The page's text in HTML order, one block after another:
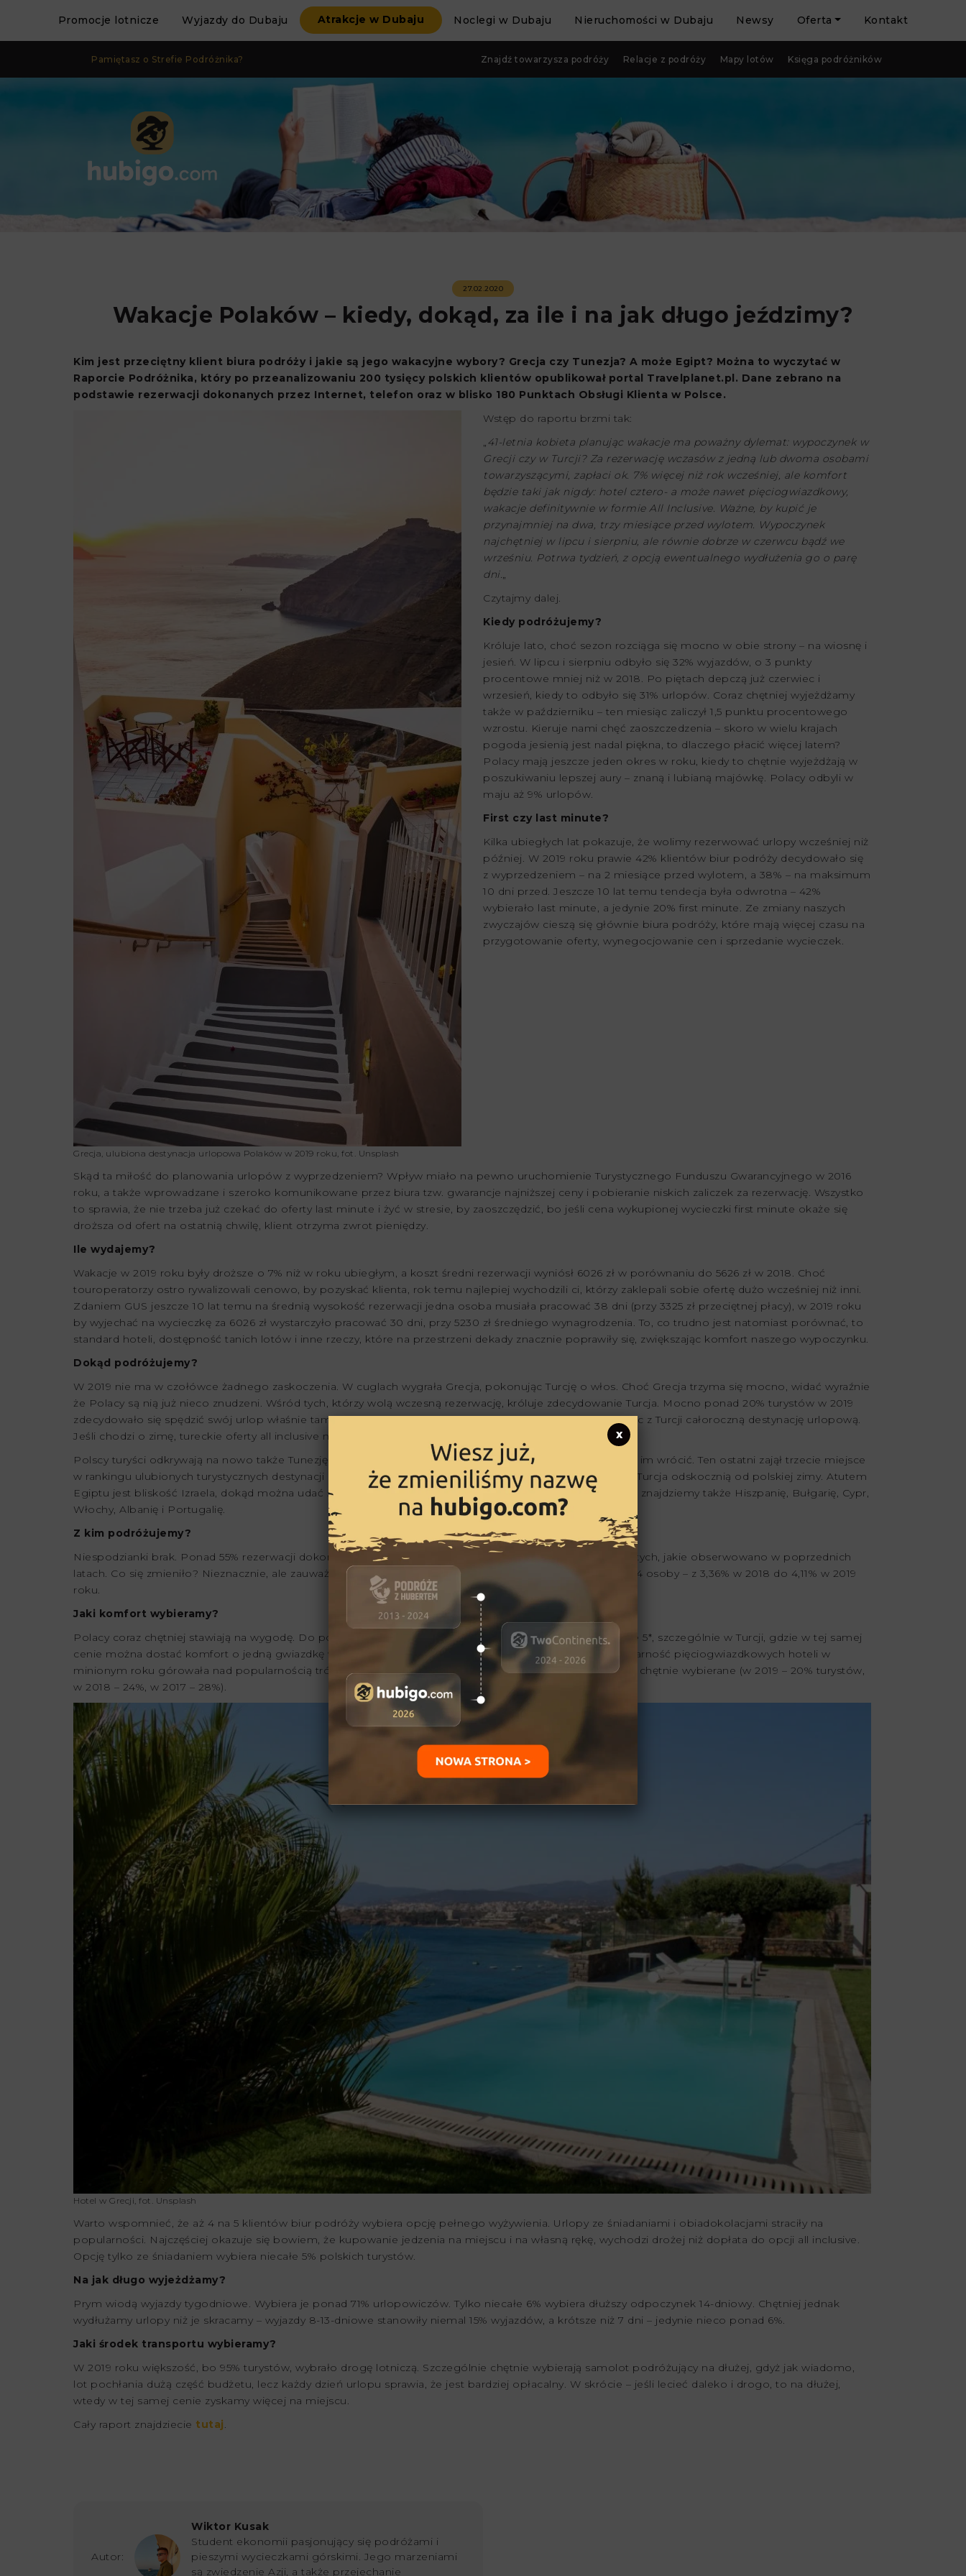
Promocje lotnicze Wyjazdy do Dubaju Atrakcje w Dubaju Noclegi w Dubaju Nieruchomości w Dubaju Newsy Oferta Kontakt
Pamiętasz o Strefie Podróżnika? Znajdź towarzysza podróży Relacje z podróży Mapy lotów Księga podróżników
27.02.2020
Wakacje Polaków – kiedy, dokąd, za ile i na jak długo jeździmy?
Kim jest przeciętny klient biura podróży i jakie są jego wakacyjne wybory? Grecja czy Tunezja? A może Egipt? Można to wyczytać w
Raporcie Podróżnika, który po przeanalizowaniu 200 tysięcy polskich klientów opublikował portal Travelplanet.pl. Dane zebrano na
podstawie rezerwacji dokonanych przez Internet, telefon oraz w blisko 180 Punktach Obsługi Klienta w Polsce.
Grecja, ulubiona destynacja urlopowa Polaków w 2019 roku, fot. Unsplash
Wstęp do raportu brzmi tak:
„ 41-letnia kobieta planując wakacje ma poważny dylemat: wypoczynek w
Grecji czy w Turcji? Za rezerwację wczasów z jedną lub dwoma osobami
towarzyszącymi, zapłaci ok. 7% więcej niż rok wcześniej, ale komfort
będzie taki jak nigdy: hotel cztero- a może nawet pięciogwiazdkowy,
wakacje definitywnie w formie All Inclusive. Ważne, by kupić je
przynajmniej na dwa, trzy miesiące przed wylotem. Wypoczynek
najchętniej w lipcu i sierpniu, ale równie dobrze w czerwcu bądź we
wrześniu. Potrwa tydzień, z opcją ewentualnego wydłużenia go o parę
dni.„
Czytajmy dalej.
Kiedy podróżujemy?
Króluje lato, choć sezon rozciąga się mocno w obie strony – na wiosnę i
jesień. W lipcu i sierpniu odbyło się 32% wyjazdów, o 3 punkty
procentowe mniej niż w 2018. Po piętach depczą już czerwiec i
wrzesień, kiedy to odbyło się 31% urlopów. Coraz chętniej wyjeżdżamy
także w październiku – ten miesiąc zaliczył 1,5 punktu procentowego
wzrostu. Kieruje nami chęć zaoszczedzenia – skoro w wielu krajach
pogoda jesienią jest nadal piękna, to dlaczego płacić więcej latem?
Polacy mają jeszcze jeden okres w roku, kiedy to chętnie wyjeżdżają w
poszukiwaniu lepszej aury – znaną i lubianą majówkę. Polacy odbyli w
maju aż 9% urlopów.
First czy last minute?
Kilka ubiegłych lat pokazuje, że wolimy rezerwować urlopy wcześniej niż
później. W 2019 roku prawie 42% klientów biur podróży decydowało się
z wyprzedzeniem – na 2 miesiące przed wylotem, a 38% – na maksimum
10 dni przed. Jeszcze 10 lat temu tendecja była odwrotna – 42%
wybierało last minute, a jedynie 20% first minute. Ze zmiany naszych
zwyczajów cieszą się głównie biura podróży, które mają więcej czasu na
przygotowanie oferty, wynegocjowanie cen i sprzedanie wycieczek.
Skąd ta miłość do planowania urlopów z wyprzedzeniem? Wpływ miało na pewno uruchomienie Turystycznego Funduszu Gwarancyjnego w 2016
roku, a także wprowadzane i szeroko komunikowane przez biura tzw. gwarancje najniższej ceny i pobieranie niskich zaliczek za rezerwację. Wszystko
to sprawia, że nie trzeba już czekać do oferty last minute i żyć w stresie, by zaoszczędzić, bo jeśli cena wykupionej wycieczki first minute okaże się
droższa od ofert na ostatnią chwilę, klient otrzyma zwrot pieniędzy.
Ile wydajemy?
Wakacje w 2019 roku były droższe o 7% niż w roku ubiegłym, a koszt średni rezerwacji wyniósł 6026 zł w porównaniu do 5626 zł w 2018. Choć
touroperatorzy ostro rywalizowali cenowo, by pozyskać klienta, rok temu najlepiej wychodzili ci, którzy zaklepali sobie ofertę dużo wcześniej niż inni.
Zdaniem GUS jeszcze 10 lat temu na średnią wysokość rezerwacji jedna osoba musiała pracować 38 dni (przy 3325 zł przeciętnej płacy), w 2019 roku
by wyjechać na wycieczkę za 6026 zł wystarczyło pracować 30 dni, przy 5230 zł średniego wynagrodzenia. To, co trudno jest natomiast porównać, to
standard hoteli, dostępność tanich lotów i inne rzeczy, które na przestrzeni dekady znacznie poprawiły się, zwiększając komfort naszego wypoczynku.
Dokąd podróżujemy?
W 2019 nie ma w czołówce żadnego zaskoczenia. W cuglach wygrała Grecja, pokonując Turcję o włos. Choć Grecja trzyma się mocno, widać wyraźnie
że Polacy są nią już nieco znudzeni. Wśród tych, którzy wolą wczesną rezerwację, króluje zdecydowanie Turcja. Mocno ponad 20% turystów w 2019
zdecydowało się spędzić swój urlop właśnie tam. Na pozycję tego kraju zapracowali touroperatorzy czyniąc z Turcji całoroczną destynację urlopową.
Jeśli chodzi o zimę, tureckie oferty all inclusive nie mają sobie równych.
Polscy turyści odkrywają na nowo także Tunezję i Egipt, choć do popularności sprzed 10 lat trudno będzie im wrócić. Ten ostatni zajął trzecie miejsce
w rankingu ulubionych turystycznych destynacji Polaków, między innymi dlatego, że jest równie dobrą jak Turcja odskocznią od polskiej zimy. Atutem
Egiptu jest bliskość Izraela, dokąd można udać się na stosunkowo tanią wycieczkę. W pierwszej dziesiątce znajdziemy także Hiszpanię, Bułgarię, Cypr,
Włochy, Albanię i Portugalię.
Z kim podróżujemy?
Niespodzianki brak. Ponad 55% rezerwacji dokonano dla dwóch osób, co daje wynik bardzo podobny do tych, jakie obserwowano w poprzednich
latach. Co się zmieniło? Nieznacznie, ale zauważalnie wzrósł procent rezerwacji, jakie obejmują więcej niż 4 osoby – z 3,36% w 2018 do 4,11% w 2019
roku.
Jaki komfort wybieramy?
Polacy coraz chętniej stawiają na wygodę. Do ponad 27% wzrosło zainteresowanie hotelami w standardzie 5*, szczególnie w Turcji, gdzie w tej samej
cenie można dostać komfort o jedną gwiazdkę wyższy niż w krajach basenu Morza Śródziemnego. Popularność pięciogwiazdkowych hoteli w
minionym roku górowała nad popularnością trójgwiazdkowych miejsc, które z roku na rok są coraz mniej chętnie wybierane (w 2019 – 20% turystów,
w 2018 – 24%, w 2017 – 28%).
Hotel w Grecji, fot. Unsplash
Warto wspomnieć, że aż 4 na 5 klientów biur podróży wybiera opcję pełnego wyżywienia. Urlopy ze śniadaniami i obiadokolacjami straciły na
popularności. Najczęściej okazuje się bowiem, że kupowanie jedzenia na miejscu i na własną rękę, wychodzi drożej niż dopłata do opcji all inclusive.
Opcję tylko ze śniadaniem wybiera niecałe 5% polskich turystów.
Na jak długo wyjeżdżamy?
Prym wiodą wyjazdy tygodniowe. Wybiera je ponad 71% urlopowiczów. Tylko niecałe 6% wybiera dłuższy odpoczynek 14-dniowy. Chętniej jednak
wydłużamy urlopy niż je skracamy – wyjazdy 8-13-dniowe stanowiły niemal 15% wyjazdów, a krótsze niż 7 dni – jedynie nieco ponad 6%.
Jaki środek transportu wybieramy?
W 2019 roku większość, bo 95% turystów, wybrało drogę lotniczą. Szczególnie chętnie wybierają samolot podróżujący na dłużej, gdyż jak wiadomo,
lot pochłania dużą część budżetu, lecz każdy dzień urlopu sprawia, że jest bardziej opłacalny. W skrócie – jeśli lecieć daleko i drogo, to na dłużej,
wtedy w tej samej cenie zyskamy więcej na miejscu.
Cały raport znajdziecie tutaj.
Autor:
Wiktor Kusak
Student ekonomii pasjonujący się podróżami i
pieszymi wycieczkami górskimi. Jego marzeniami
są zwiedzenie Azji, a także przejechanie
x